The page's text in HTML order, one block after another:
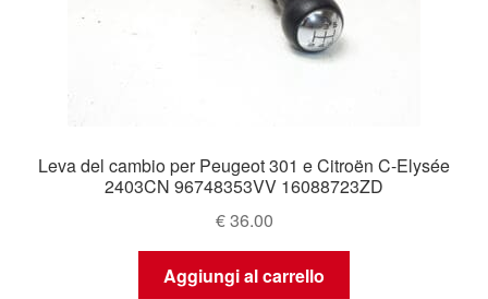
Spedizione in tutto il mondo
Leva del cambio per Peugeot 301 e Citroën C-Elysée
2403CN 96748353VV 16088723ZD
€36.00
Aggiungi al carrello